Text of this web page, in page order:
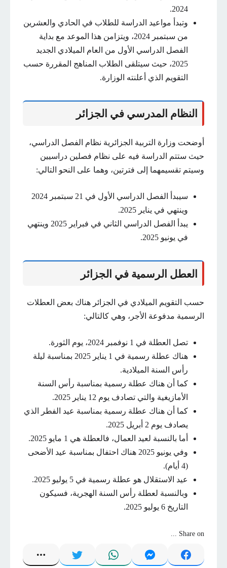
2024.
وتبدأ مواعيد الدراسة للطلاب في الحادي والعشرين
من سبتمبر 2024، ويتزامن هذا الموعد مع بداية
الفصل الدراسي الأول من العام الميلادي الجديد
2025، حيث سيتلقى الطلاب المناهج المقررة حسب
التقويم الذي أعلنته الوزارة.
النظام المدرسي في الجزائر
أوضحت وزارة التربية الجزائرية نظام الفصل الدراسي،
حيث ستتم الدراسة فيه على نظام فصلين دراسيين
وسيتم تقسيمهما إلى فترتين، وهما على النحو التالي:
سيبدأ الفصل الدراسي الأول في 21 سبتمبر 2024
وينتهي في يناير 2025.
يبدأ الفصل الدراسي الثاني في فبراير 2025 وينتهي
في يونيو 2025.
العطل الرسمية في الجزائر
حسب التقويم الميلادي في الجزائر هناك بعض العطلات
الرسمية مدفوعة الأجر، وهي كالتالي:
تصل العطلة في 1 نوفمبر 2024، يوم الثورة.
هناك عطلة رسمية في 1 يناير 2025 بمناسبة ليلة
رأس السنة الميلادية.
كما أن هناك عطلة رسمية بمناسبة رأس السنة
الأمازيغية والتي تصادف يوم 12 يناير 2025.
كما أن هناك عطلة رسمية بمناسبة عيد الفطر الذي
يصادف يوم 2 أبريل 2025.
أما بالنسبة لعيد العمال، فالعطلة هي 1 مايو 2025.
وفي يونيو 2025 هناك احتفال بمناسبة عيد الأضحى
(4 أيام).
عيد الاستقلال هو عطلة رسمية في 5 يوليو 2025.
وبالنسبة لعطلة رأس السنة الهجرية، فسيكون
التاريخ 6 يوليو 2025.
Share on ...